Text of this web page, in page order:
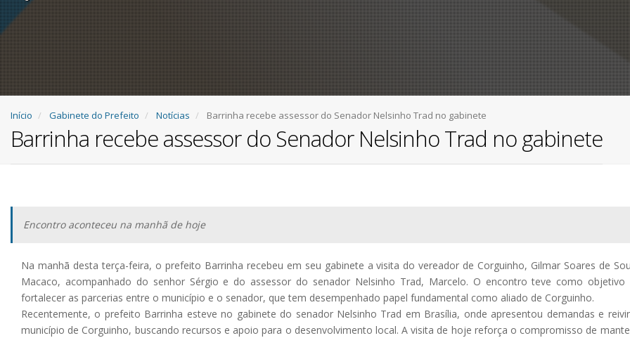
Início Gabinete do Prefeito Notícias Barrinha recebe assessor do Senador Nelsinho Trad no gabinete
Barrinha recebe assessor do Senador Nelsinho Trad no gabinete
Encontro aconteceu na manhã de hoje
Na manhã desta terça-feira, o prefeito Barrinha recebeu em seu gabinete a visita do vereador de Corguinho, Gilmar Soares de
Macaco, acompanhado do senhor Sérgio e do assessor do senador Nelsinho Trad, Marcelo. O encontro teve como objetivo
fortalecer as parcerias entre o município e o senador, que tem desempenhado papel fundamental como aliado de Corguinho.
Recentemente, o prefeito Barrinha esteve no gabinete do senador Nelsinho Trad em Brasília, onde apresentou demandas e
município de Corguinho, buscando recursos e apoio para o desenvolvimento local. A visita de hoje reforça o compromisso de